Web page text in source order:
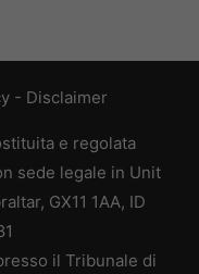
- Disclaimer
e regolata
sede legale in Unit
GX11 1AA, ID
il Tribunale di